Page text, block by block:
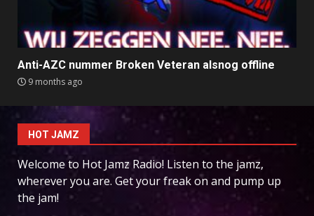
Anti-AZC nummer Broken Veteran alsnog offline
9 months ago
HOT JAMZ
Welcome to Hot Jamz Radio! Listen to the jamz,
wherever you are. Get your freak on and pump up
the jam!